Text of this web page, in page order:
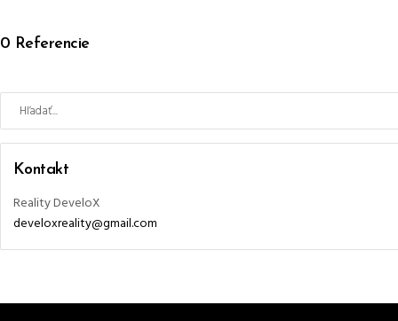
0 Referencie
Search
Kontakt
Reality DeveloX
develoxreality@gmail.com